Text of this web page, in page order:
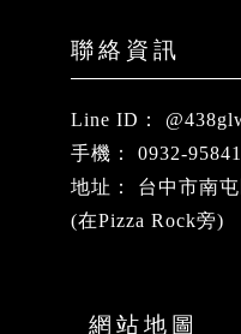
0932-
台中市南
(在Pizza Rock旁)